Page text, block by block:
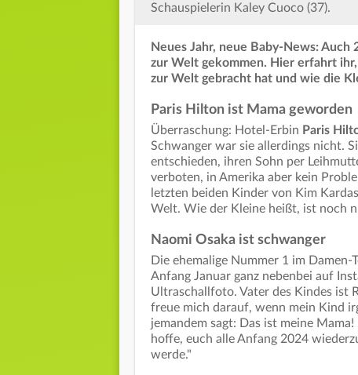
Schauspielerin Kaley Cuoco (37).
Neues Jahr, neue Baby-News:
zur Welt gekommen. Hier erfahrt
zur Welt gebracht hat und wie die
Paris Hilton ist Mama geworden
Überraschung: Hotel-Erbin Paris
Schwanger war sie allerdings nicht.
entschieden, ihren Sohn per
verboten, in Amerika aber kein
letzten beiden Kinder von Kim
Welt. Wie der Kleine heißt, ist noch
Naomi Osaka ist schwanger
Die ehemalige Nummer 1 im
Anfang Januar ganz nebenbei auf
Ultraschallfoto. Vater des Kindes ist
freue mich darauf, wenn mein Kind
jemandem sagt: Das ist meine
hoffe, euch alle Anfang 2024
werde."